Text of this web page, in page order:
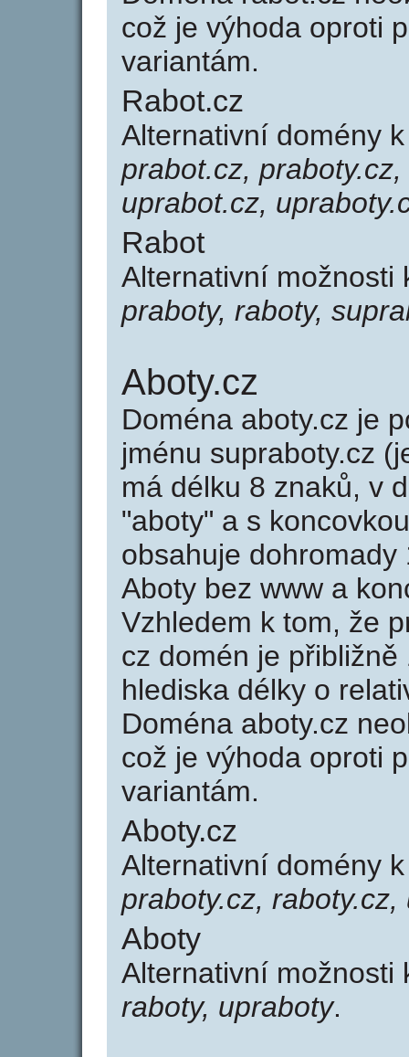
což je výhoda oproti
variantám.
Rabot.cz
Alternativní domény
prabot.cz,
uprabot.cz,
Rabot
Alternativní
praboty, raboty,
Aboty.cz
Doména aboty.cz je
jménu supraboty.cz
má délku 8 znaků, v
"aboty" a s
obsahuje
Aboty bez www a
Vzhledem k tom, že
cz domén je
hlediska délky o
Doména aboty.cz
což je výhoda oproti
variantám.
Aboty.cz
Alternativní domény
praboty.cz, raboty.cz,
Aboty
Alternativní
raboty, upraboty.